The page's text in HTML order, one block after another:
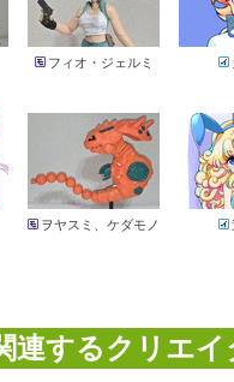
フィオ・ジェルミ
ヲヤスミ、ケダモノ
連するクリエ